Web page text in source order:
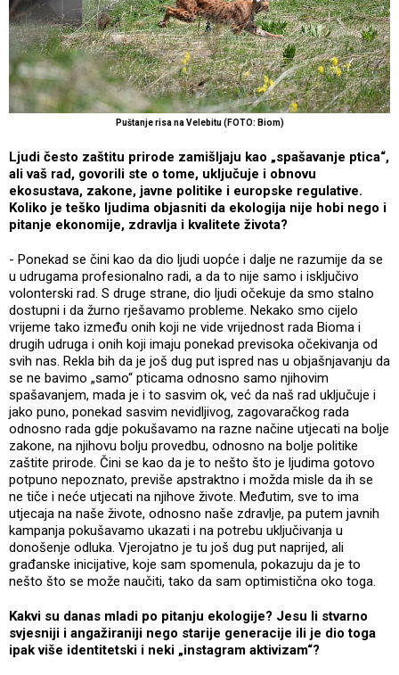
Puštanje risa na Velebitu (FOTO: Biom)
Ljudi često zaštitu prirode zamišljaju kao „spašavanje ptica“,
ali vaš rad, govorili ste o tome, uključuje i obnovu
ekosustava, zakone, javne politike i europske regulative.
Koliko je teško ljudima objasniti da ekologija nije hobi nego i
pitanje ekonomije, zdravlja i kvalitete života?
- Ponekad se čini kao da dio ljudi uopće i dalje ne razumije da se
u udrugama profesionalno radi, a da to nije samo i isključivo
volonterski rad. S druge strane, dio ljudi očekuje da smo stalno
dostupni i da žurno rješavamo probleme. Nekako smo cijelo
vrijeme tako između onih koji ne vide vrijednost rada Bioma i
drugih udruga i onih koji imaju ponekad previsoka očekivanja od
svih nas. Rekla bih da je još dug put ispred nas u objašnjavanju da
se ne bavimo „samo“ pticama odnosno samo njihovim
spašavanjem, mada je i to sasvim ok, već da naš rad uključuje i
jako puno, ponekad sasvim nevidljivog, zagovaračkog rada
odnosno rada gdje pokušavamo na razne načine utjecati na bolje
zakone, na njihovu bolju provedbu, odnosno na bolje politike
zaštite prirode. Čini se kao da je to nešto što je ljudima gotovo
potpuno nepoznato, previše apstraktno i možda misle da ih se
ne tiče i neće utjecati na njihove živote. Međutim, sve to ima
utjecaja na naše živote, odnosno naše zdravlje, pa putem javnih
kampanja pokušavamo ukazati i na potrebu uključivanja u
donošenje odluka. Vjerojatno je tu još dug put naprijed, ali
građanske inicijative, koje sam spomenula, pokazuju da je to
nešto što se može naučiti, tako da sam optimistična oko toga.
Kakvi su danas mladi po pitanju ekologije? Jesu li stvarno
svjesniji i angažiraniji nego starije generacije ili je dio toga
ipak više identitetski i neki „instagram aktivizam“?